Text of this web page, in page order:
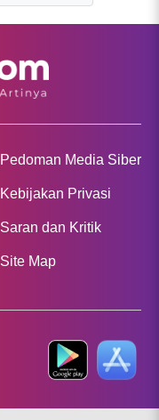
Pedoman Media Siber
Kebijakan Privasi
Saran dan Kritik
Site Map